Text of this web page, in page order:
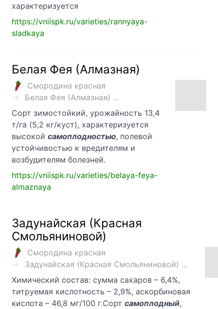
характеризуется
https://vniispk.ru/varieties/rannyaya-
sladkaya
Белая Фея (Алмазная)
Смородина красная
Белая Фея (Алмазная) ...
Сорт зимостойкий, урожайность 13,4
т/га (5,2 кг/куст), характеризуется
высокой самоплодностью, полевой
устойчивостью к вредителям и
возбудителям болезней.
https://vniispk.ru/varieties/belaya-feya-
almaznaya
Задунайская (Красная
Смольяниновой)
Смородина красная
Задунайская (Красная Смольяниновой) ...
Химический состав: сумма сахаров – 6,4%,
титруемая кислотность – 2,9%, аскорбиновая
кислота – 46,8 мг/100 г.Сорт самоплодный,